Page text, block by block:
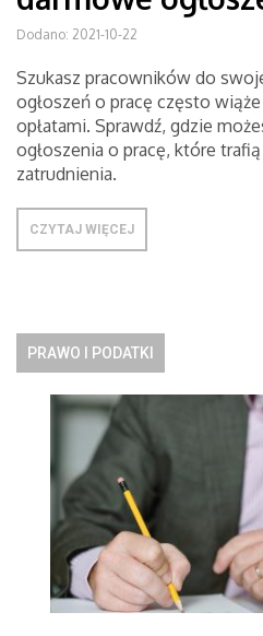
Dodano: 2021-10-22
Szukasz pracowników do
ogłoszeń o pracę często
opłatami. Sprawdź, gdzie
ogłoszenia o pracę, które
zatrudnienia.
CZYTAJ WIĘCEJ
PRAWO I PODATKI